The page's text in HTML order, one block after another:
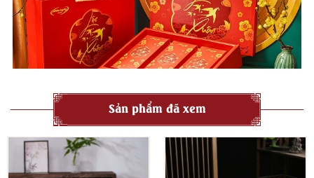
Sản phẩm đã xem